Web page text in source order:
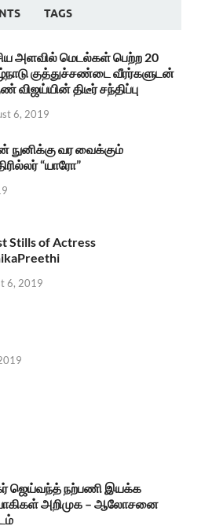
TAGS
அளவில் மெடல்கள் பெற்ற 20
குத்துச்சண்டை வீரர்களுடன்
விஜய்யின் திடீர் சந்திப்பு
6, 2019
நுனிக்கு வர வைக்கும்
“யாரோ”
Stills of Actress
6, 2019
ஜெய்வந்த் நற்பணி இயக்க
அறிமுக – ஆலோசனை